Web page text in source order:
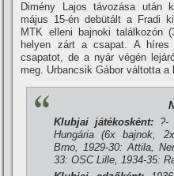
Dimény Lajos távozása után
május 15-én debütált a Fradi
MTK elleni bajnoki találkozón
helyen zárt a csapat. A
csapatot, de a nyár végén
meg. Urbancsik Gábor váltotta a
Klubjai játékosként: ?-
Hungária (6x bajnok,
Brno, 1929-30: Attila,
33: OSC Lille, 1934-35: